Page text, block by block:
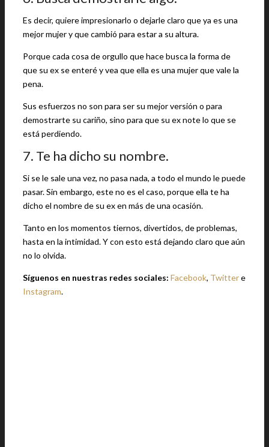
Es decir, quiere impresionarlo o dejarle claro que ya es una
mejor mujer y que cambió para estar a su altura.
Porque cada cosa de orgullo que hace busca la forma de
que su ex se enteré y vea que ella es una mujer que vale la
pena.
Sus esfuerzos no son para ser su mejor versión o para
demostrarte su cariño, sino para que su ex note lo que se
está perdiendo.
7. Te ha dicho su nombre.
Si se le sale una vez, no pasa nada, a todo el mundo le puede
pasar. Sin embargo, este no es el caso, porque ella te ha
dicho el nombre de su ex en más de una ocasión.
Tanto en los momentos tiernos, divertidos, de problemas,
hasta en la intimidad. Y con esto está dejando claro que aún
no lo olvida.
Síguenos en nuestras redes sociales: Facebook, Twittere
Instagram.